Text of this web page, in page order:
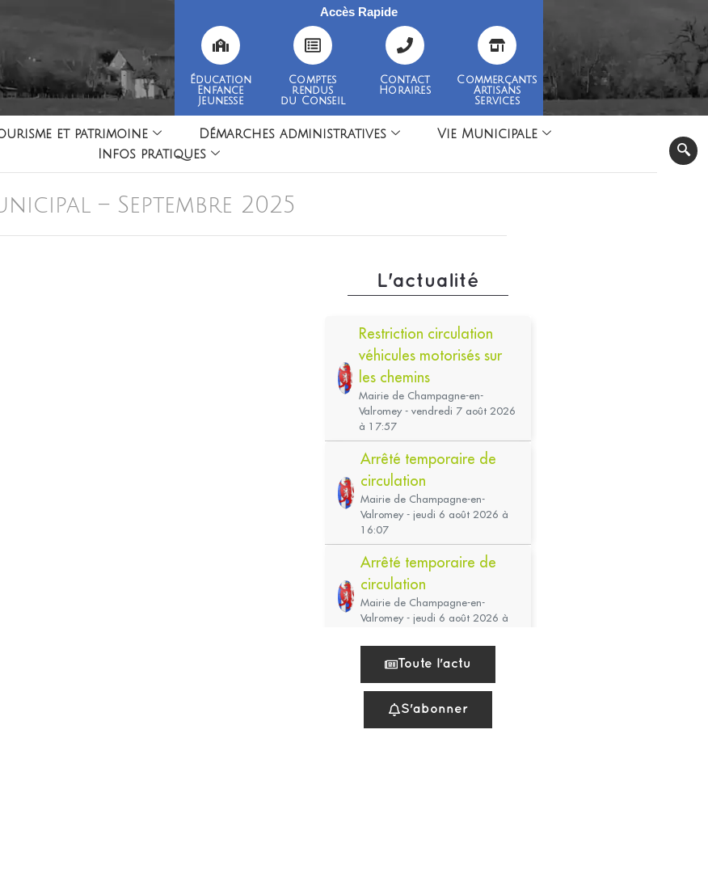
Accès Rapide
Éducation
Enfance
Jeunesse
Comptes
rendus
du Conseil
Contact
Horaires
Commerçants
Artisans
Services
et patrimoine Démarches administratives
Vie Municipale
Infos pratiques
– Septembre 2025
L'actualité